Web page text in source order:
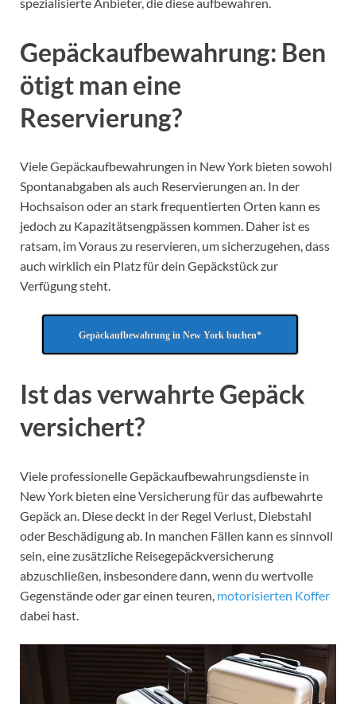
Gepäckaufbewahrung: Ben
ötigt man eine
Reservierung?
Viele Gepäckaufbewahrungen in New York bieten sowohl
Spontanabgaben als auch Reservierungen an. In der
Hochsaison oder an stark frequentierten Orten kann es
jedoch zu Kapazitätsengpässen kommen. Daher ist es
ratsam, im Voraus zu reservieren, um sicherzugehen, dass
auch wirklich ein Platz für dein Gepäckstück zur
Verfügung steht.
Gepäckaufbewahrung in New York buchen*
Ist das verwahrte Gepäck
versichert?
Viele professionelle Gepäckaufbewahrungsdienste in
New York bieten eine Versicherung für das aufbewahrte
Gepäck an. Diese deckt in der Regel Verlust, Diebstahl
oder Beschädigung ab. In manchen Fällen kann es sinnvoll
sein, eine zusätzliche Reisegepäckversicherung
abzuschließen, insbesondere dann, wenn du wertvolle
Gegenstände oder gar einen teuren, motorisierten Koffer
dabei hast.